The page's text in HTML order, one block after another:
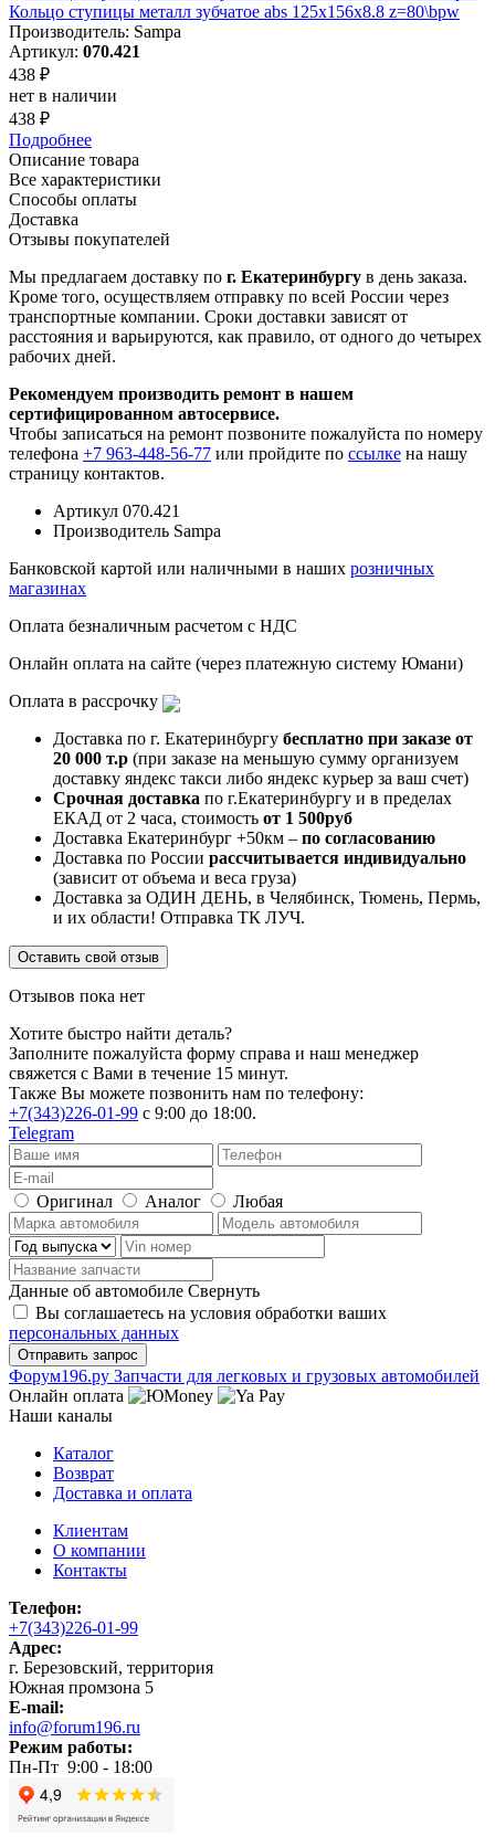
Кольцо ступицы металл зубчатое abs 125x156x8.8 z=80\bpw
Производитель: Sampa
Артикул: 070.421
438 ₽
нет в наличии
438 ₽
Подробнее
Описание товара
Все характеристики
Способы оплаты
Доставка
Отзывы покупателей
Мы предлагаем доставку по г. Екатеринбургу в день заказа.
Кроме того, осуществляем отправку по всей России через
транспортные компании. Сроки доставки зависят от
расстояния и варьируются, как правило, от одного до четырех
рабочих дней.
Рекомендуем производить ремонт в нашем
сертифицированном автосервисе.
Чтобы записаться на ремонт позвоните пожалуйста по номеру
телефона +7 963-448-56-77 или пройдите по ссылке на нашу
страницу контактов.
Артикул 070.421
Производитель Sampa
Банковской картой или наличными в наших розничных
магазинах
Оплата безналичным расчетом с НДС
Онлайн оплата на сайте (через платежную систему Юмани)
Оплата в рассрочку
Доставка по г. Екатеринбургу бесплатно при заказе от
20 000 т.р (при заказе на меньшую сумму организуем
доставку яндекс такси либо яндекс курьер за ваш счет)
Срочная доставка по г.Екатеринбургу и в пределах
ЕКАД от 2 часа, стоимость от 1 500руб
Доставка Екатеринбург +50км – по согласованию
Доставка по России рассчитывается индивидуально
(зависит от объема и веса груза)
Доставка за ОДИН ДЕНЬ, в Челябинск, Тюмень, Пермь,
и их области! Отправка ТК ЛУЧ.
Оставить свой отзыв
Отзывов пока нет
Хотите быстро найти деталь?
Заполните пожалуйста форму справа и наш менеджер
свяжется с Вами в течение 15 минут.
Также Вы можете позвонить нам по телефону:
+7(343)226-01-99 с 9:00 до 18:00.
Telegram
Оригинал Аналог Любая
Данные об автомобиле Свернуть
Вы соглашаетесь на условия обработки ваших
персональных данных
Фoрум196.ру Запчасти для легковых и грузовых автомобилей
Онлайн оплата
Наши каналы
Каталог
Возврат
Доставка и оплата
Клиентам
О компании
Контакты
Телефон:
+7(343)226-01-99
Адрес:
г. Березовский, территория
Южная промзона 5
E-mail:
info@forum196.ru
Режим работы:
Пн-Пт 9:00 - 18:00